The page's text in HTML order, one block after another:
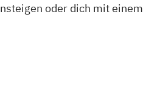
oder dich mit einem